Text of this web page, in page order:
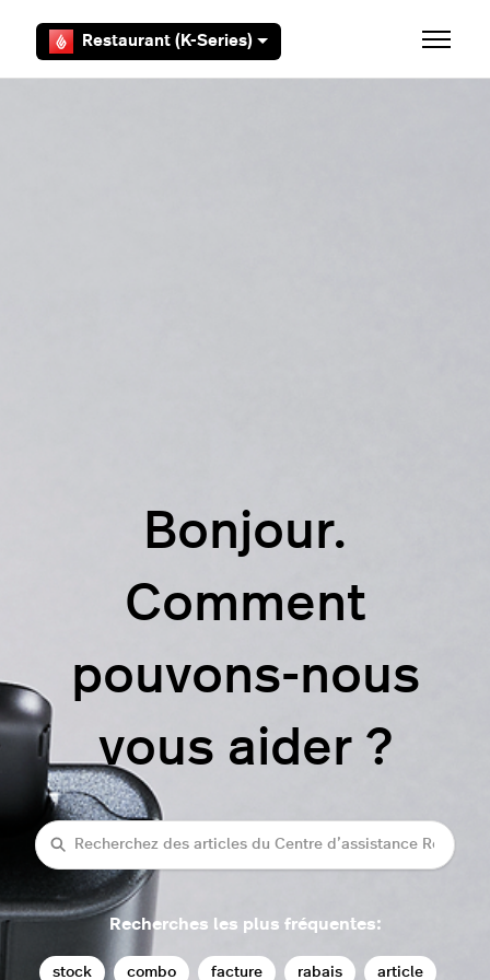
Restaurant (K-Series) Ouvrir/
Bonjour.
Comment
pouvons-nous
vous aider ?
Recherche
Recherches les plus fréquentes:
stock combo facture rabais article